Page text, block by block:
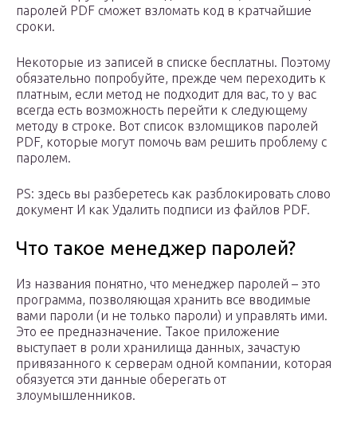
паролей PDF сможет взломать код в кратчайшие
сроки.
Некоторые из записей в списке бесплатны. Поэтому
обязательно попробуйте, прежде чем переходить к
платным, если метод не подходит для вас, то у вас
всегда есть возможность перейти к следующему
методу в строке. Вот список взломщиков паролей
PDF, которые могут помочь вам решить проблему с
паролем.
PS: здесь вы разберетесь как разблокировать слово
документ И как Удалить подписи из файлов PDF.
Что такое менеджер паролей?
Из названия понятно, что менеджер паролей – это
программа, позволяющая хранить все вводимые
вами пароли (и не только пароли) и управлять ими.
Это ее предназначение. Такое приложение
выступает в роли хранилища данных, зачастую
привязанного к серверам одной компании, которая
обязуется эти данные оберегать от
злоумышленников.